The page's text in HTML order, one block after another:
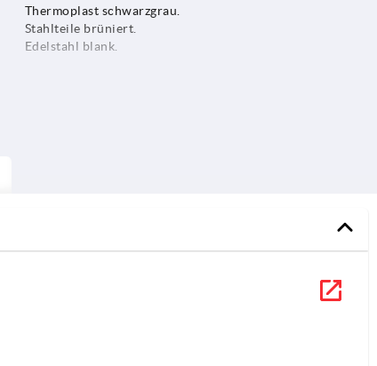
Thermoplast schwarzgrau.
Stahlteile brüniert.
Edelstahl blank.